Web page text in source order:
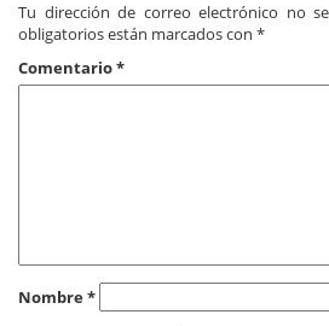
Tu dirección de correo electrónico no
obligatorios están marcados con *
Comentario*
Nombre*